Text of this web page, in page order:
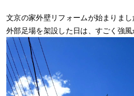
文京の家外壁リフォームが始まりまし
外部足場を架設した日は、すごく強風